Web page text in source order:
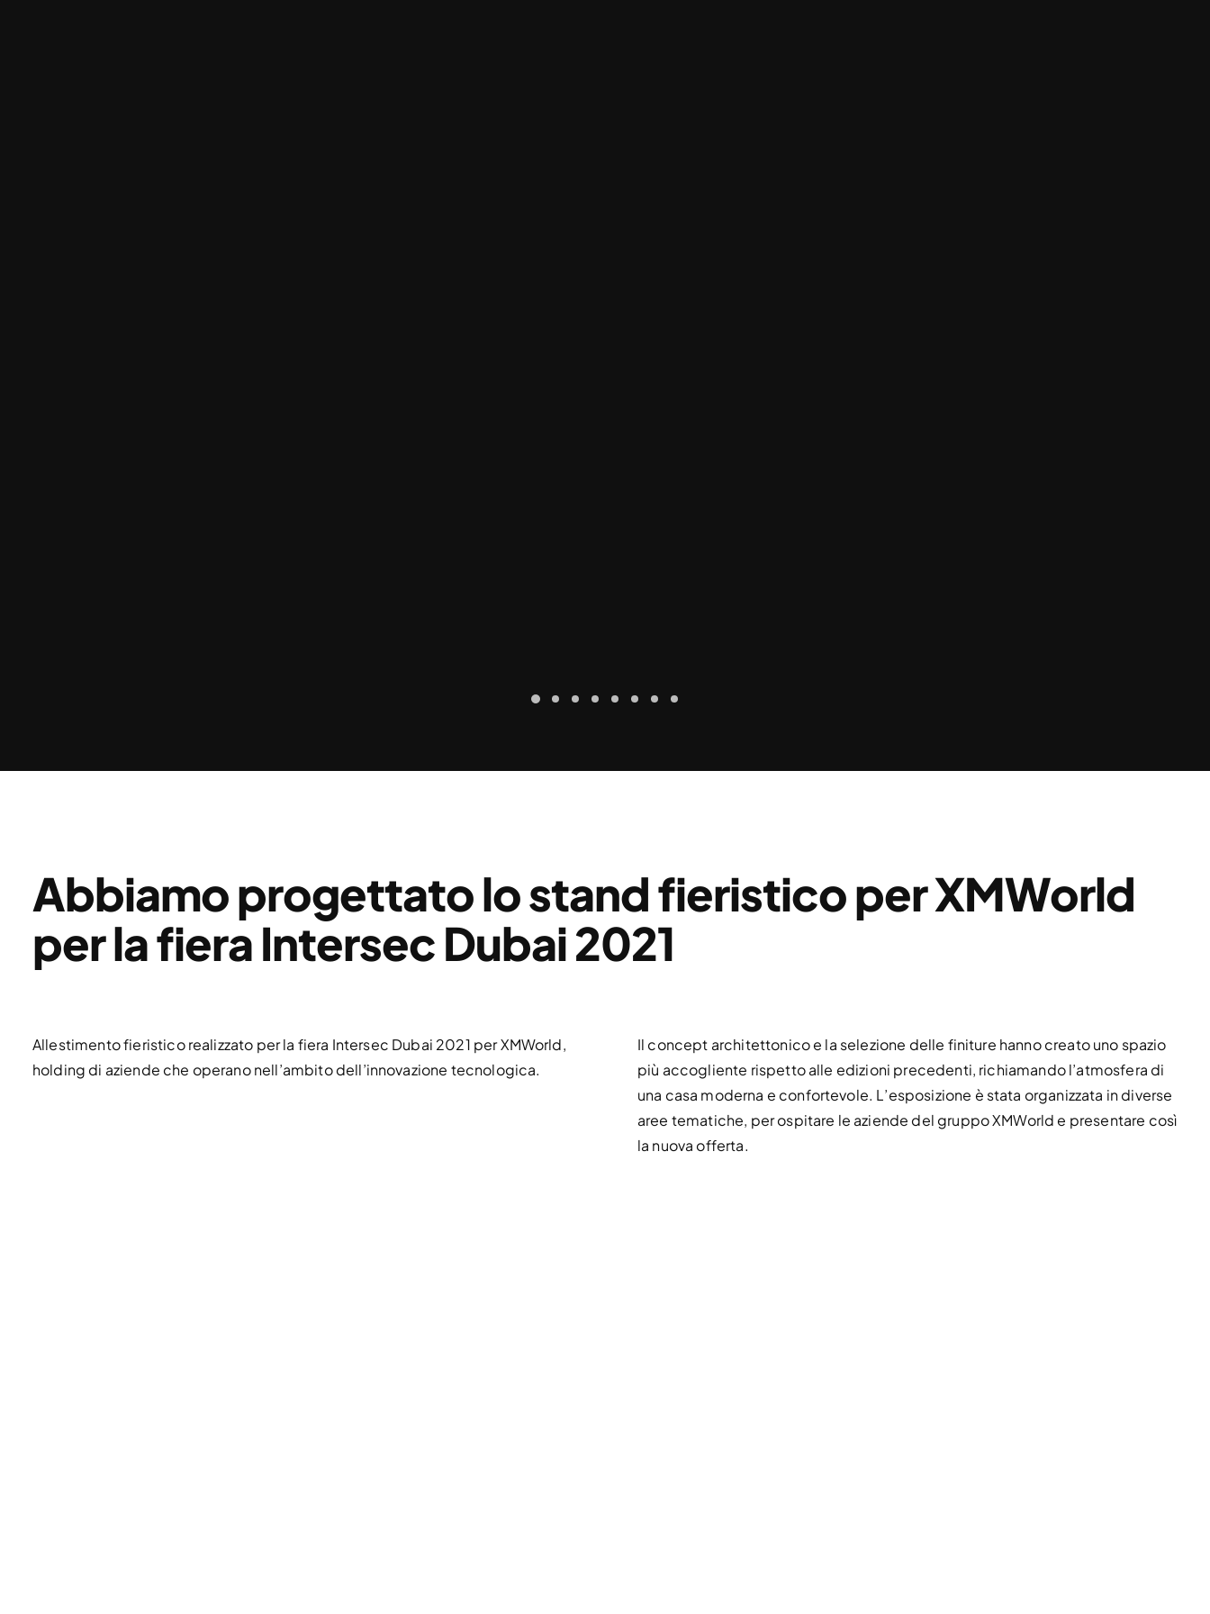
Abbiamo progettato lo stand fieristico per XMWorld
per la fiera Intersec Dubai 2021
Allestimento fieristico realizzato per la fiera Intersec Dubai 2021 per XMWorld,
holding di aziende che operano nell’ambito dell’innovazione tecnologica.
Il concept architettonico e la selezione delle finiture hanno creato uno spazio
più accogliente rispetto alle edizioni precedenti, richiamando l’atmosfera di
una casa moderna e confortevole. L’esposizione è stata organizzata in diverse
aree tematiche, per ospitare le aziende del gruppo XMWorld e presentare così
la nuova offerta.